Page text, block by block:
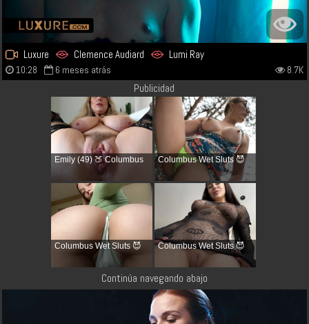
Luxure Clemence Audiard Lumi Ray
10:28 6 meses atrás 8.7K
Publicidad
Emily (49) 🍑 Columbus Columbus Wet Sluts 😈
Columbus Wet Sluts 😈 Columbus Wet Sluts 😈
Continúa navegando abajo